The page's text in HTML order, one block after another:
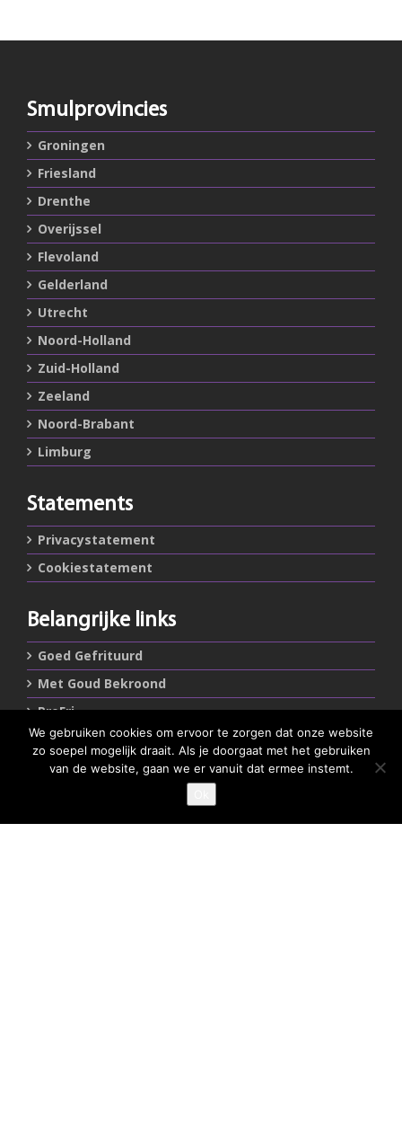
Smulprovincies
Groningen
Friesland
Drenthe
Overijssel
Flevoland
Gelderland
Utrecht
Noord-Holland
Zuid-Holland
Zeeland
Noord-Brabant
Limburg
Statements
Privacystatement
Cookiestatement
Belangrijke links
Goed Gefrituurd
Met Goud Bekroond
ProFri
Nederlands Frituurcentrum
Nederlands Frituurcentrum
We gebruiken cookies om ervoor te zorgen dat onze website
zo soepel mogelijk draait. Als je doorgaat met het gebruiken
van de website, gaan we er vanuit dat ermee instemt.